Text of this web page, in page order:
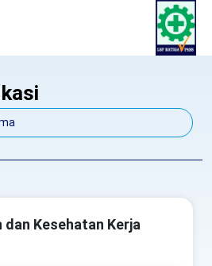
Kesehatan Kerja